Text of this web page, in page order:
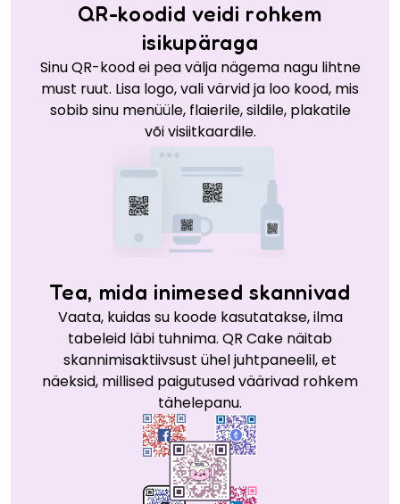
QR-koodid veidi rohkem
isikupäraga
Sinu QR-kood ei pea välja nägema nagu lihtne
must ruut. Lisa logo, vali värvid ja loo kood, mis
sobib sinu menüüle, flaierile, sildile, plakatile
või visiitkaardile.
Tea, mida inimesed skannivad
Vaata, kuidas su koode kasutatakse, ilma
tabeleid läbi tuhnima. QR Cake näitab
skannimisaktiivsust ühel juhtpaneelil, et
näeksid, millised paigutused väärivad rohkem
tähelepanu.